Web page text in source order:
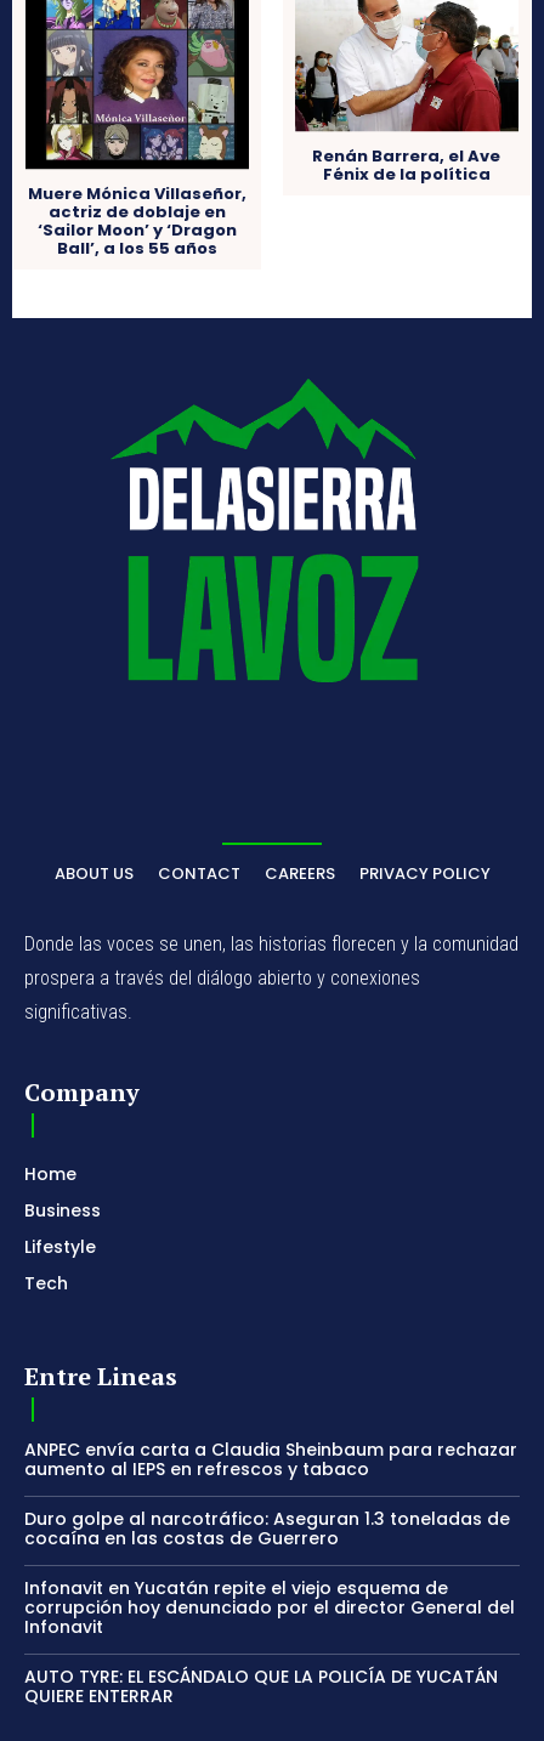
Muere Mónica Villaseñor,
actriz de doblaje en
‘Sailor Moon’ y ‘Dragon
Ball’, a los 55 años
Renán Barrera, el Ave
Fénix de la política
ABOUT US CONTACT CAREERS PRIVACY POLICY
Donde las voces se unen, las historias florecen y la comunidad
prospera a través del diálogo abierto y conexiones
significativas.
Company
Home
Business
Lifestyle
Tech
Entre Lineas
ANPEC envía carta a Claudia Sheinbaum para rechazar
aumento al IEPS en refrescos y tabaco
Duro golpe al narcotráfico: Aseguran 1.3 toneladas de
cocaína en las costas de Guerrero
Infonavit en Yucatán repite el viejo esquema de
corrupción hoy denunciado por el director General del
Infonavit
AUTO TYRE: EL ESCÁNDALO QUE LA POLICÍA DE YUCATÁN
QUIERE ENTERRAR